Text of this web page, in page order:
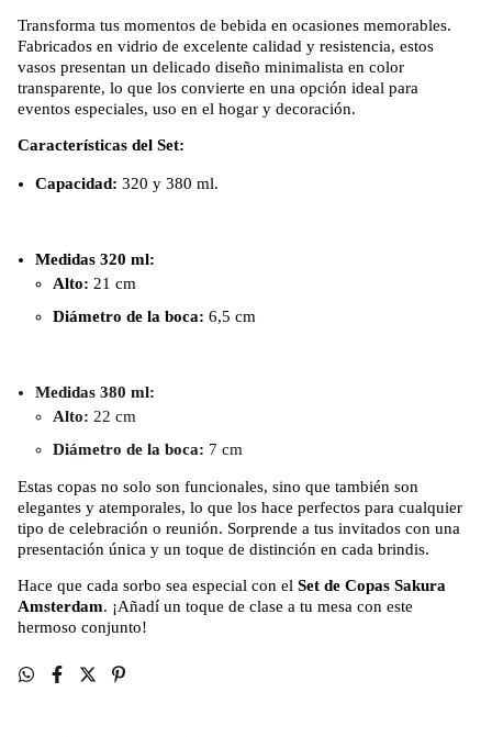
Transforma tus momentos de bebida en ocasiones memorables.
Fabricados en vidrio de excelente calidad y resistencia, estos
vasos presentan un delicado diseño minimalista en color
transparente, lo que los convierte en una opción ideal para
eventos especiales, uso en el hogar y decoración.
Características del Set:
Capacidad: 320 y 380 ml.
Medidas 320 ml:
Alto: 21 cm
Diámetro de la boca: 6,5 cm
Medidas 380 ml:
Alto: 22 cm
Diámetro de la boca: 7 cm
Estas copas no solo son funcionales, sino que también son
elegantes y atemporales, lo que los hace perfectos para cualquier
tipo de celebración o reunión. Sorprende a tus invitados con una
presentación única y un toque de distinción en cada brindis.
Hace que cada sorbo sea especial con el Set de Copas Sakura
Amsterdam. ¡Añadí un toque de clase a tu mesa con este
hermoso conjunto!